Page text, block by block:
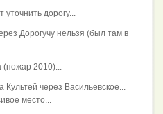
дорогу...
Дорогучу нельзя (был там в
2010)...
через Васильевское...
место...